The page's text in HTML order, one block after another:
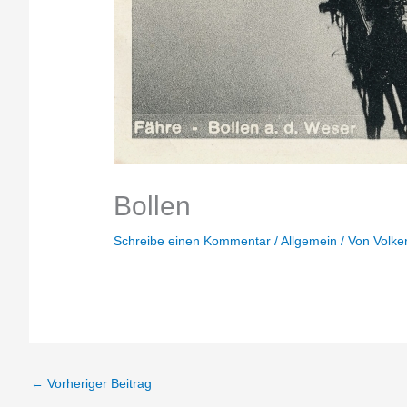
Bollen
Schreibe einen Kommentar /Allgemein / Von
← Vorheriger Beitrag